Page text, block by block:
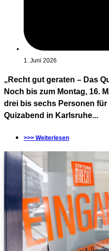
1. Juni 2026
„Recht gut geraten – Das
Noch bis zum Montag, 16.
drei bis sechs Personen
Quizabend in Karlsruhe...
>>> Weiterlesen